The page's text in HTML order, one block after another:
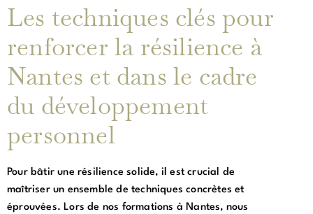
Les techniques clés pour
renforcer la résilience à
Nantes et dans le cadre
du développement
personnel
Pour bâtir une résilience solide, il est crucial de
maîtriser un ensemble de techniques concrètes et
éprouvées. Lors de nos formations à Nantes, nous